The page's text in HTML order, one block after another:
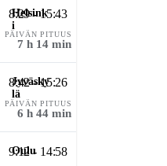
8:29 - 15:43
PÄIVÄN PITUUS
7 h 14 min
8:42 - 15:26
PÄIVÄN PITUUS
6 h 44 min
9:12 - 14:58